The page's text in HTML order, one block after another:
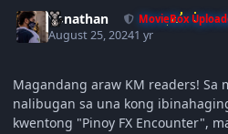
Yonathan MovieBox
August 25, 20241 yr
Magandang araw KM readers! Sa
nalibugan sa una kong
kwentong "Pinoy FX Encounter",